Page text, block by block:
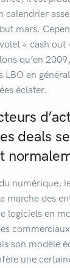
calendrier
mars.
« cash out
qu’en
LBO en
éclater.
deals
numérique,
marche des
logiciels en
son modèle
une